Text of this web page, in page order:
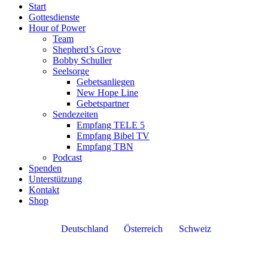
Start
Gottesdienste
Hour of Power
Team
Shepherd’s Grove
Bobby Schuller
Seelsorge
Gebetsanliegen
New Hope Line
Gebetspartner
Sendezeiten
Empfang TELE 5
Empfang Bibel TV
Empfang TBN
Podcast
Spenden
Unterstützung
Kontakt
Shop
Deutschland Österreich Schweiz